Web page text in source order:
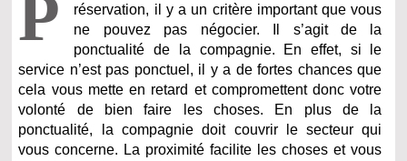
P
réservation, il y a un critère important que vous
ne pouvez pas négocier. Il s’agit de la
ponctualité de la compagnie. En effet, si le
service n’est pas ponctuel, il y a de fortes chances que
cela vous mette en retard et compromettent donc votre
volonté de bien faire les choses. En plus de la
ponctualité, la compagnie doit couvrir le secteur qui
vous concerne. La proximité facilite les choses et vous